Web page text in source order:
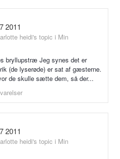
2011
heidi's topic i Min
bryllupstræ Jeg synes det er
(de lyserøde) er sat af gæsterne.
de skulle sætte dem, så der...
2011
heidi's topic i Min